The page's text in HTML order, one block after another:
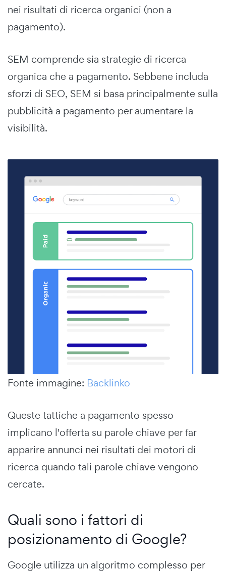
nei risultati di ricerca organici (non a
pagamento).
SEM comprende sia strategie di ricerca
organica che a pagamento. Sebbene includa
sforzi di SEO, SEM si basa principalmente sulla
pubblicità a pagamento per aumentare la
visibilità.
Fonte immagine: Backlinko
Queste tattiche a pagamento spesso
implicano l'offerta su parole chiave per far
apparire annunci nei risultati dei motori di
ricerca quando tali parole chiave vengono
cercate.
Quali sono i fattori di
posizionamento di Google?
Google utilizza un algoritmo complesso per